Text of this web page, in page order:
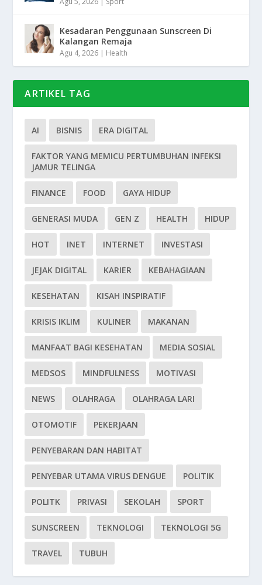
Kesadaran Penggunaan Sunscreen Di
Kalangan Remaja
Agu 4, 2026 | Health
ARTIKEL TAG
AI BISNIS ERA DIGITAL
FAKTOR YANG MEMICU PERTUMBUHAN INFEKSI
JAMUR TELINGA
FINANCE FOOD GAYA HIDUP
GENERASI MUDA GEN Z HEALTH HIDUP
HOT INET INTERNET INVESTASI
JEJAK DIGITAL KARIER KEBAHAGIAAN
KESEHATAN KISAH INSPIRATIF
KRISIS IKLIM KULINER MAKANAN
MANFAAT BAGI KESEHATAN MEDIA SOSIAL
MEDSOS MINDFULNESS MOTIVASI
NEWS OLAHRAGA OLAHRAGA LARI
OTOMOTIF PEKERJAAN
PENYEBARAN DAN HABITAT
PENYEBAR UTAMA VIRUS DENGUE POLITIK
POLITK PRIVASI SEKOLAH SPORT
SUNSCREEN TEKNOLOGI TEKNOLOGI 5G
TRAVEL TUBUH